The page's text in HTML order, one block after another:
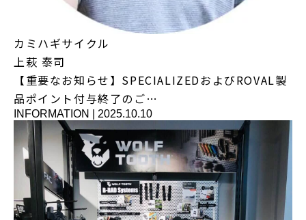
カミハギサイクル
上萩 泰司
【重要なお知らせ】SPECIALIZEDおよびROVAL製
品ポイント付与終了のご…
INFORMATION 2025.10.10